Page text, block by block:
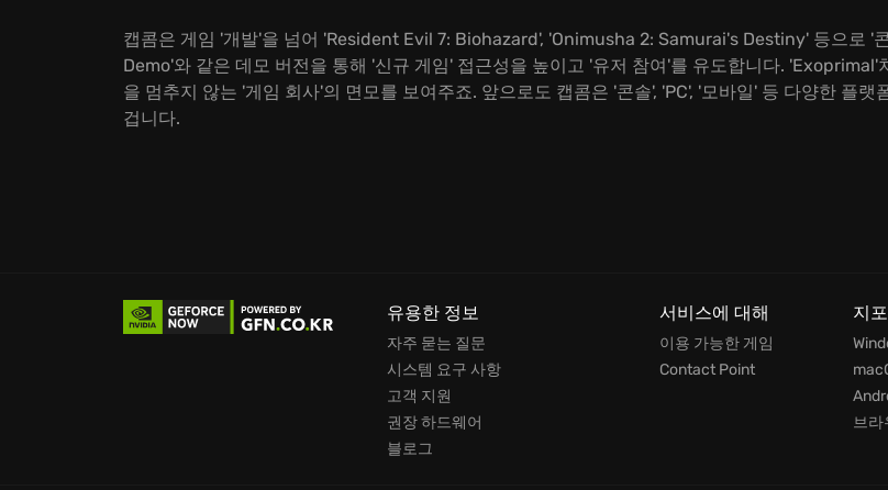
캡콤은 게임 '개발'을 넘어 'Resident Evil 7: Biohazard', 'Onimusha 2: Samurai's Destiny' 등으로 '
Demo'와 같은 데모 버전을 통해 '신규 게임' 접근성을 높이고 '유저 참여'를 유도합니다.
을 멈추지 않는 '게임 회사'의 면모를 보여주죠. 앞으로도 캡콤은 '콘솔', 'PC', '모바일' 등 다양한 플
겁니다.
유용한 정보
자주 묻는 질문
시스템 요구 사항
고객 지원
권장 하드웨어
블로그
서비스에 대해
이용 가능한 게임
Contact Point
지
브라